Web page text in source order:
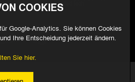
Aachen - Alle Rechte vorbehalten
COOKIES
Google-Analytics. Sie können Cookies
Ihre Entscheidung jederzeit ändern.
Sie hier.